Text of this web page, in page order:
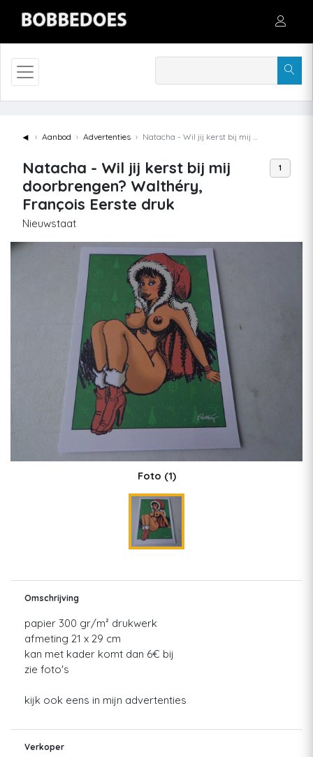
◄ Aanbod Advertenties Natacha - Wil jij kerst bij mij doorbrengen? Walthéry, François Eerste druk
Natacha - Wil jij kerst bij mij
doorbrengen? Walthéry,
François Eerste druk
Nieuwstaat
1
Foto (1)
Omschrijving
papier 300 gr/m² drukwerk
afmeting 21 x 29 cm
kan met kader komt dan 6€ bij
zie foto's
kijk ook eens in mijn advertenties
Verkoper